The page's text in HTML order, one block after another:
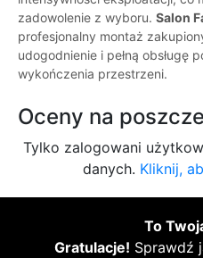
zadowolenie z wyboru. Salon
profesjonalny montaż
udogodnienie i pełną obsługę
wykończenia przestrzeni.
Oceny na
Tylko zalogowani
danych. Kliknij,
To
Gratulacje! Sprawdź